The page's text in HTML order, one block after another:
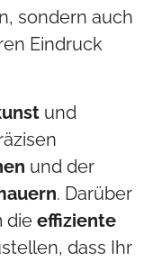
sondern auch
Eindruck
und
und der
. Darüber
die effiziente
dass Ihr